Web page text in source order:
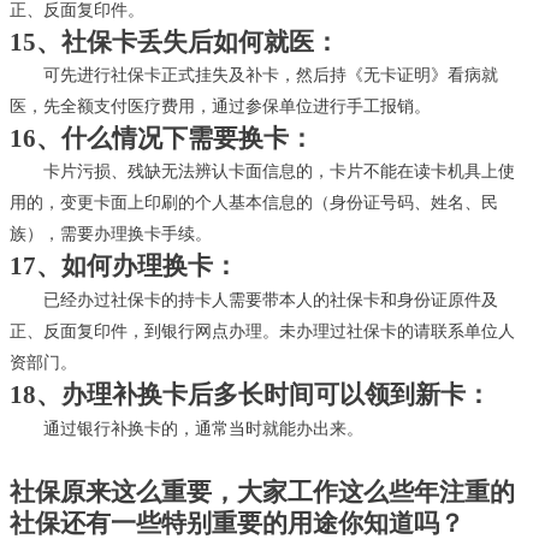
正、反面复印件。
15、社保卡丢失后如何就医：
可先进行社保卡正式挂失及补卡，然后持《无卡证明》看病就
医，先全额支付医疗费用，通过参保单位进行手工报销。
16、什么情况下需要换卡：
卡片污损、残缺无法辨认卡面信息的，卡片不能在读卡机具上使
用的，变更卡面上印刷的个人基本信息的（身份证号码、姓名、民
族），需要办理换卡手续。
17、如何办理换卡：
已经办过社保卡的持卡人需要带本人的社保卡和身份证原件及
正、反面复印件，到银行网点办理。未办理过社保卡的请联系单位人
资部门。
18、办理补换卡后多长时间可以领到新卡：
通过银行补换卡的，通常当时就能办出来。
社保原来这么重要，大家工作这么些年注重的
社保还有一些特别重要的用途你知道吗？